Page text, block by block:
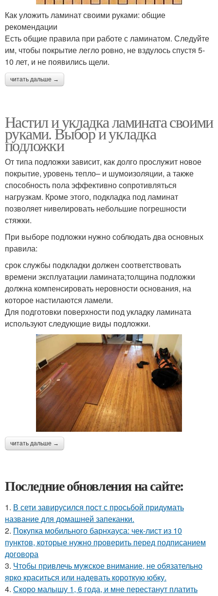
Как уложить ламинат своими руками: общие
рекомендации
Есть общие правила при работе с ламинатом. Следуйте
им, чтобы покрытие легло ровно, не вздулось спустя 5-
10 лет, и не появились щели.
читать дальше →
Настил и укладка ламината своими
руками. Выбор и укладка
подложки
От типа подложки зависит, как долго прослужит новое
покрытие, уровень тепло– и шумоизоляции, а также
способность пола эффективно сопротивляться
нагрузкам. Кроме этого, подкладка под ламинат
позволяет нивелировать небольшие погрешности
стяжки.
При выборе подложки нужно соблюдать два основных
правила:
срок службы подкладки должен соответствовать
времени эксплуатации ламината;толщина подложки
должна компенсировать неровности основания, на
которое настилаются ламели.
Для подготовки поверхности под укладку ламината
используют следующие виды подложки.
читать дальше →
Последние обновления на сайте:
1. В сети завирусился пост с просьбой придумать
название для домашней запеканки.
2. Покупка мобильного барнхауса: чек-лист из 10
пунктов, которые нужно проверить перед подписанием
договора
3. Чтобы привлечь мужское внимание, не обязательно
ярко краситься или надевать короткую юбку.
4. Скоро малышу 1, 6 года, и мне перестанут платить